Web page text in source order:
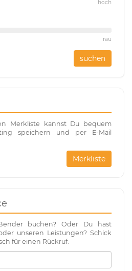
hoch
rau
suchen
Merkliste kannst Du bequem
speichern und per E-Mail
Merkliste
buchen? Oder Du hast
unseren Leistungen? Schick
für einen Rückruf.